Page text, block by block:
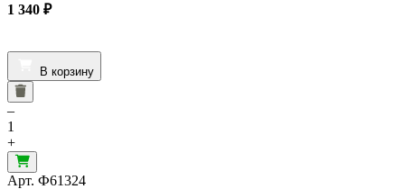
1 340 ₽
В корзину
–
1
+
Арт. Ф61324